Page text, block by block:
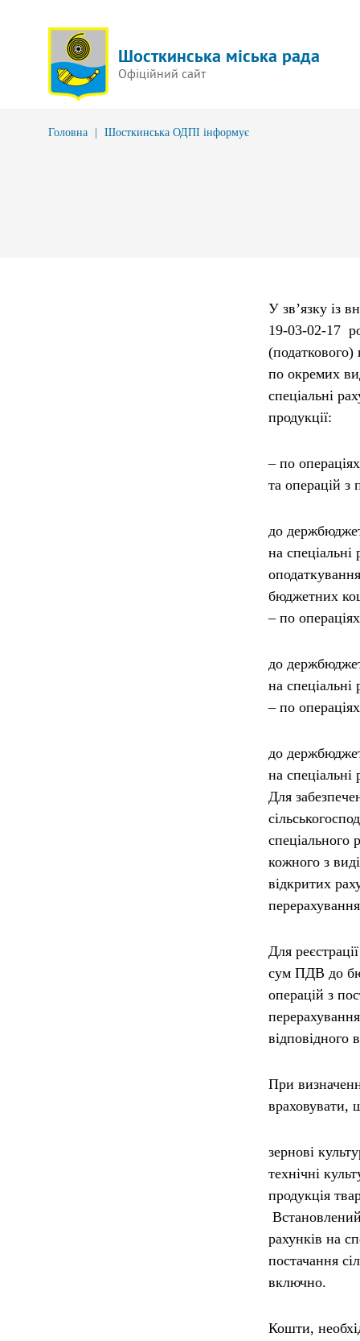
Шосткинська міська рада
Офіційний сайт
Головна Шосткинська ОДПІ інформує
У зв’язку із
19-03-02-17
(податкового)
по окремих
спеціальні
продукції:
– по
та операцій з
до
на
бюджетних
– по
до
на
– по
до
на
Для
кожного з
відкритих
Для
сум ПДВ до
операцій з
відповідного
При
враховувати,
зернові
технічні
продукція
рахунків на
постачання
включно.
Кошти,